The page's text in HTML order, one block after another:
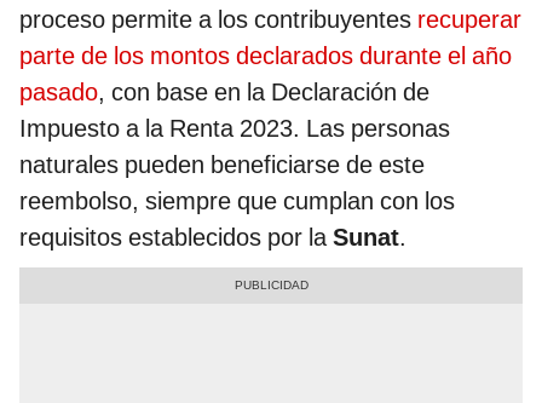
proceso permite a los contribuyentes recuperar
parte de los montos declarados durante el año
pasado, con base en la Declaración de
Impuesto a la Renta 2023. Las personas
naturales pueden beneficiarse de este
reembolso, siempre que cumplan con los
requisitos establecidos por laSunat.